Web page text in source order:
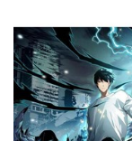
Phản Phái
Quan Trường
Quân Sự